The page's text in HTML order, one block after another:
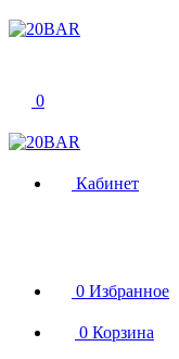
0
Кабинет
0 Избранное
0 Корзина